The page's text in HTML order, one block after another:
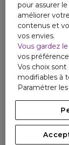
pour assurer
améliorer
contenus et
vos envies.
Vous gardez
vos
Vos choix
modifiables à
Paramétrer